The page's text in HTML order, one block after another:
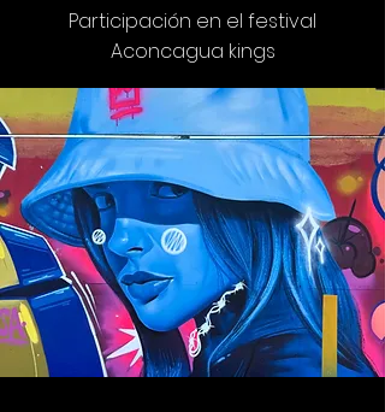
Participación en el festival
Aconcagua kings